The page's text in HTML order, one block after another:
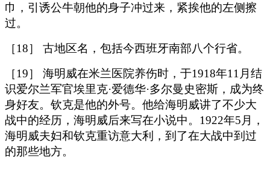
巾，引诱公牛朝他的身子冲过来，紧挨他的左侧擦
过。
［18］ 古地区名，包括今西班牙南部八个行省。
［19］ 海明威在米兰医院养伤时，于1918年11月结
识爱尔兰军官埃里克·爱德华·多尔曼史密斯，成为终
身好友。钦克是他的外号。他给海明威讲了不少大
战中的经历，海明威后来写在小说中。1922年5月，
海明威夫妇和钦克重访意大利，到了在大战中到过
的那些地方。